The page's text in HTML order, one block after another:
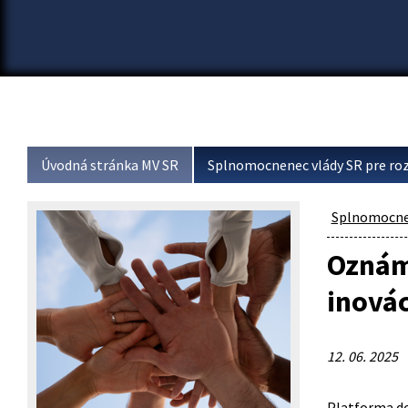
Úvodná stránka MV SR Splnomocnenec vlády SR pre
12. 06. 2025